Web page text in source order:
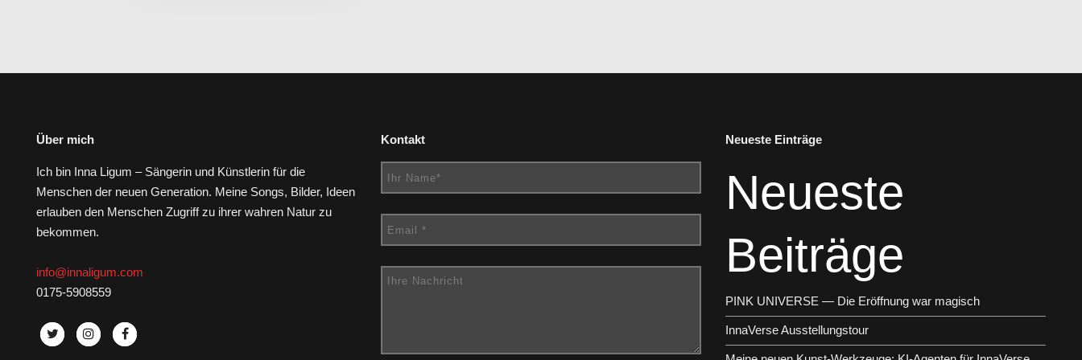
Über mich
Ich bin Inna Ligum – Sängerin und Künstlerin für die
Menschen der neuen Generation. Meine Songs, Bilder, Ideen
erlauben den Menschen Zugriff zu ihrer wahren Natur zu
bekommen.
info@innaligum.com
0175-5908559
Kontakt Neueste Einträge
Neueste
Beiträge
PINK UNIVERSE — Die Eröffnung war magisch
InnaVerse Ausstellungstour